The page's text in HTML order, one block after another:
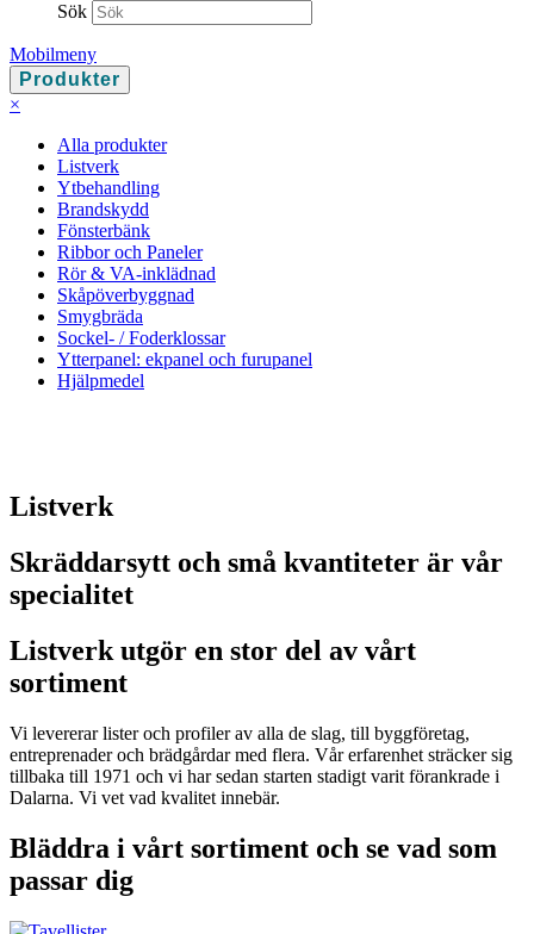
Sök
Mobilmeny
Produkter
×
Alla produkter
Listverk
Ytbehandling
Brandskydd
Fönsterbänk
Ribbor och Paneler
Rör & VA-inklädnad
Skåp­överbyggnad
Smygbräda
Sockel- / Foderklossar
Ytterpanel: ekpanel och furupanel
Hjälpmedel
Listverk
Skräddarsytt och små kvantiteter är vår
specialitet
Listverk utgör en stor del av vårt
sortiment
Vi levererar lister och profiler av alla de slag, till byggföretag,
entreprenader och brädgårdar med flera. Vår erfarenhet sträcker sig
tillbaka till 1971 och vi har sedan starten stadigt varit förankrade i
Dalarna. Vi vet vad kvalitet innebär.
Bläddra i vårt sortiment och se vad som
passar dig